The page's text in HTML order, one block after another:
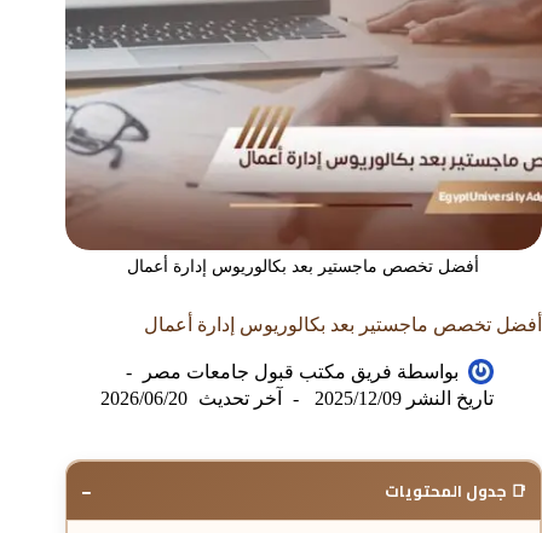
أفضل تخصص ماجستير بعد بكالوريوس إدارة أعمال
أفضل تخصص ماجستير بعد بكالوريوس إدارة أعمال
بواسطة فريق مكتب قبول جامعات مصر
تاريخ النشر 2025/12/09 آخر تحديث 2026/06/20
📑 جدول المحتويات −